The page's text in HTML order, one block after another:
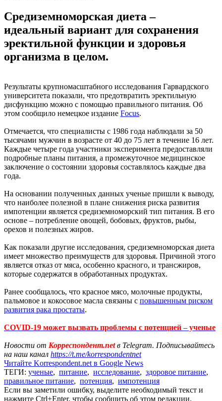
Средиземноморская диета –
идеальный вариант для сохранения
эректильной функции и здоровья
организма в целом.
Результаты крупномасштабного исследования Гарвардского
университета показали, что предотвратить эректильную
дисфункцию можно с помощью правильного питания. Об
этом сообщило немецкое издание Focus.
Отмечается, что специалисты с 1986 года наблюдали за 50
тысячами мужчин в возрасте от 40 до 75 лет в течение 16 лет.
Каждые четыре года участники эксперимента предоставляли
подробные планы питания, а промежуточное медицинское
заключение о состоянии здоровья составлялось каждые два
года.
На основании полученных данных ученые пришли к выводу,
что наиболее полезной в плане снижения риска развития
импотенции является средиземноморский тип питания. В его
основе – потребление овощей, бобовых, фруктов, рыбы,
орехов и полезных жиров.
Как показали другие исследования, средиземноморская диета
имеет множество преимуществ для здоровья. Причиной этого
является отказ от мяса, особенно красного, и трансжиров,
которые содержатся в обработанных продуктах.
Ранее сообщалось, что красное мясо, молочные продукты,
пальмовое и кокосовое масла связаны с повышенным риском
развития рака простаты.
COVID-19 может вызвать проблемы с потенцией – ученые
Новости от Корреспондент.netв Telegram. Подписывайтесь
на наш канал https://t.me/korrespondentnet
Читайте Korrespondent.net в Google News
ТЕГИ: ученые, питание, исследование, здоровое питание,
правильное питание, потенция, импотенция
Если вы заметили ошибку, выделите необходимый текст и
нажмите Ctrl+Enter, чтобы сообщить об этом редакции.